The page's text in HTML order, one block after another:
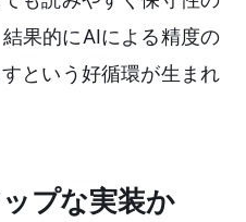
果的にAIによる精度の
という好循環が生まれ
プな実装か